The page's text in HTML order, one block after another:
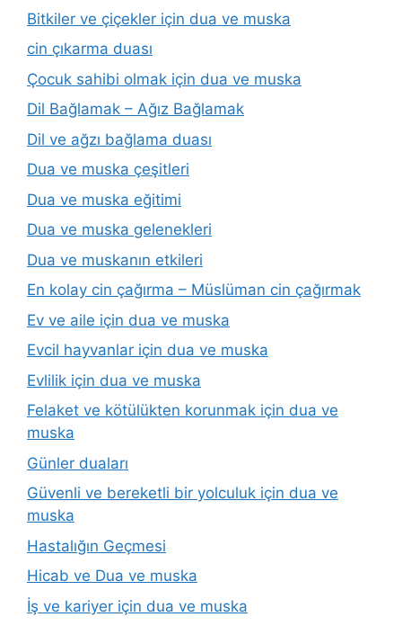
Bitkiler ve çiçekler için dua ve muska
cin çıkarma duası
Çocuk sahibi olmak için dua ve muska
Dil Bağlamak – Ağız Bağlamak
Dil ve ağzı bağlama duası
Dua ve muska çeşitleri
Dua ve muska eğitimi
Dua ve muska gelenekleri
Dua ve muskanın etkileri
En kolay cin çağırma – Müslüman cin çağırmak
Ev ve aile için dua ve muska
Evcil hayvanlar için dua ve muska
Evlilik için dua ve muska
Felaket ve kötülükten korunmak için dua ve
muska
Günler duaları
Güvenli ve bereketli bir yolculuk için dua ve
muska
Hastalığın Geçmesi
Hicab ve Dua ve muska
İş ve kariyer için dua ve muska